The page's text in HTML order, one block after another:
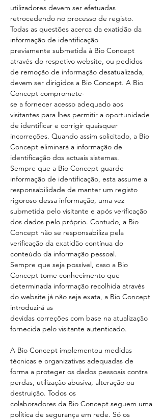
utilizadores devem ser efetuadas
retrocedendo no processo de registo.
Todas as questões acerca da exatidão da
informação de identificação
previamente submetida à Bio Concept
através do respetivo website, ou pedidos
de remoção de informação desatualizada,
devem ser dirigidos a Bio Concept. A Bio
Concept compromete-
se a fornecer acesso adequado aos
visitantes para lhes permitir a oportunidade
de identificar e corrigir quaisquer
incorreções. Quando assim solicitado, a Bio
Concept eliminará a informação de
identificação dos actuais sistemas.
Sempre que a Bio Concept guarde
informação de identificação, esta assume a
responsabilidade de manter um registo
rigoroso dessa informação, uma vez
submetida pelo visitante e após verificação
dos dados pelo próprio. Contudo, a Bio
Concept não se responsabiliza pela
verificação da exatidão contínua do
conteúdo da informação pessoal.
Sempre que seja possível, caso a Bio
Concept tome conhecimento que
determinada informação recolhida através
do website já não seja exata, a Bio Concept
introduzirá as
devidas correções com base na atualização
fornecida pelo visitante autenticado.
A Bio Concept implementou medidas
técnicas e organizativas adequadas de
forma a proteger os dados pessoais contra
perdas, utilização abusiva, alteração ou
destruição. Todos os
colaboradores da Bio Concept seguem uma
política de segurança em rede. Só os